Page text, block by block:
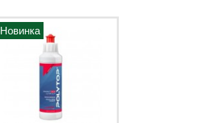
Новинка